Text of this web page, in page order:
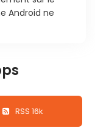
Android ne
RSS 16k